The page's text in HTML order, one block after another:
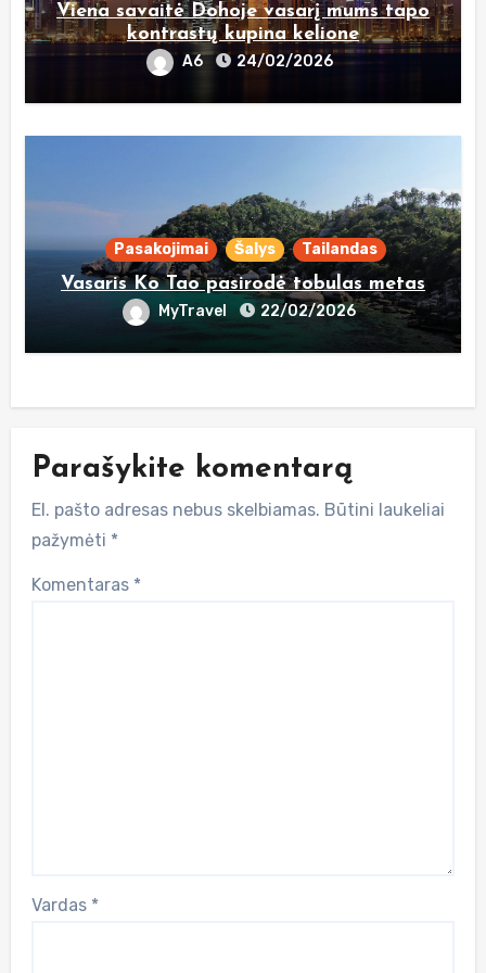
Viena savaitė Dohoje vasarį mums tapo
kontrastų kupina kelione
A6 24/02/2026
Pasakojimai Šalys Tailandas
Vasaris Ko Tao pasirodė tobulas metas
MyTravel 22/02/2026
Parašykite komentarą
El. pašto adresas nebus skelbiamas. Būtini laukeliai
pažymėti *
Komentaras *
Vardas *